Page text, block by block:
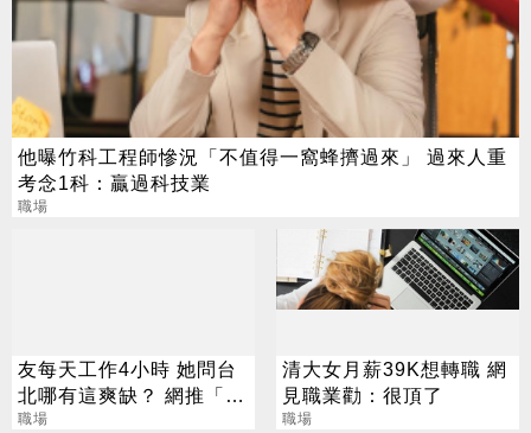
他曝竹科工程師慘況「不值得一窩蜂擠過來」 過來人重
考念1科：贏過科技業
職場
友每天工作4小時 她問台
北哪有這爽缺？ 網推「這
一類」：1天只做10分鐘
職場
清大女月薪39K想轉職 網
見職業勸：很頂了
職場